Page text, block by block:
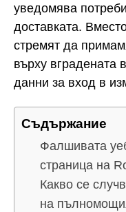
уведомява
доставката.
стремят да
върху вградената
данни за вход в
Съдържание
Фалшивата
страница на
Какво се
на